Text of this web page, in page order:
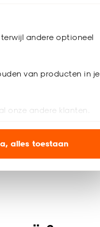
andere optioneel
van producten in je
onze andere klanten.
om alleen de
wel of niet te
alles toestaan